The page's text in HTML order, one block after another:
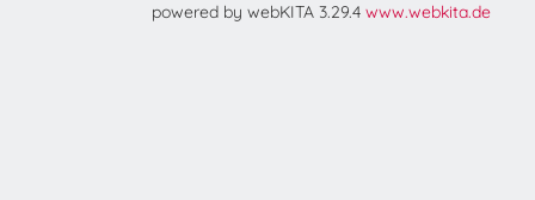
powered by webKITA 3.29.4 www.webkita.de